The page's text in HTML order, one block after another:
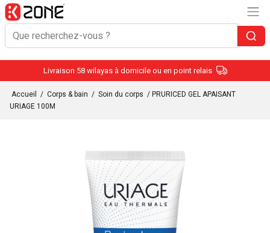
Livraison 58 wilayas à domicile ou en point relais
Accueil / Corps & bain / Soin du corps / PRURICED GEL APAISANT
URIAGE 100M